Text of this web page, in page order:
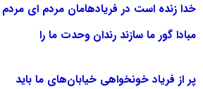
خدا زنده است در فریادهامان مردم ای مردم
مبادا گور ما سازند رندان وحدت ما را
پر از فریاد خونخواهی خیابان‌های ما باید